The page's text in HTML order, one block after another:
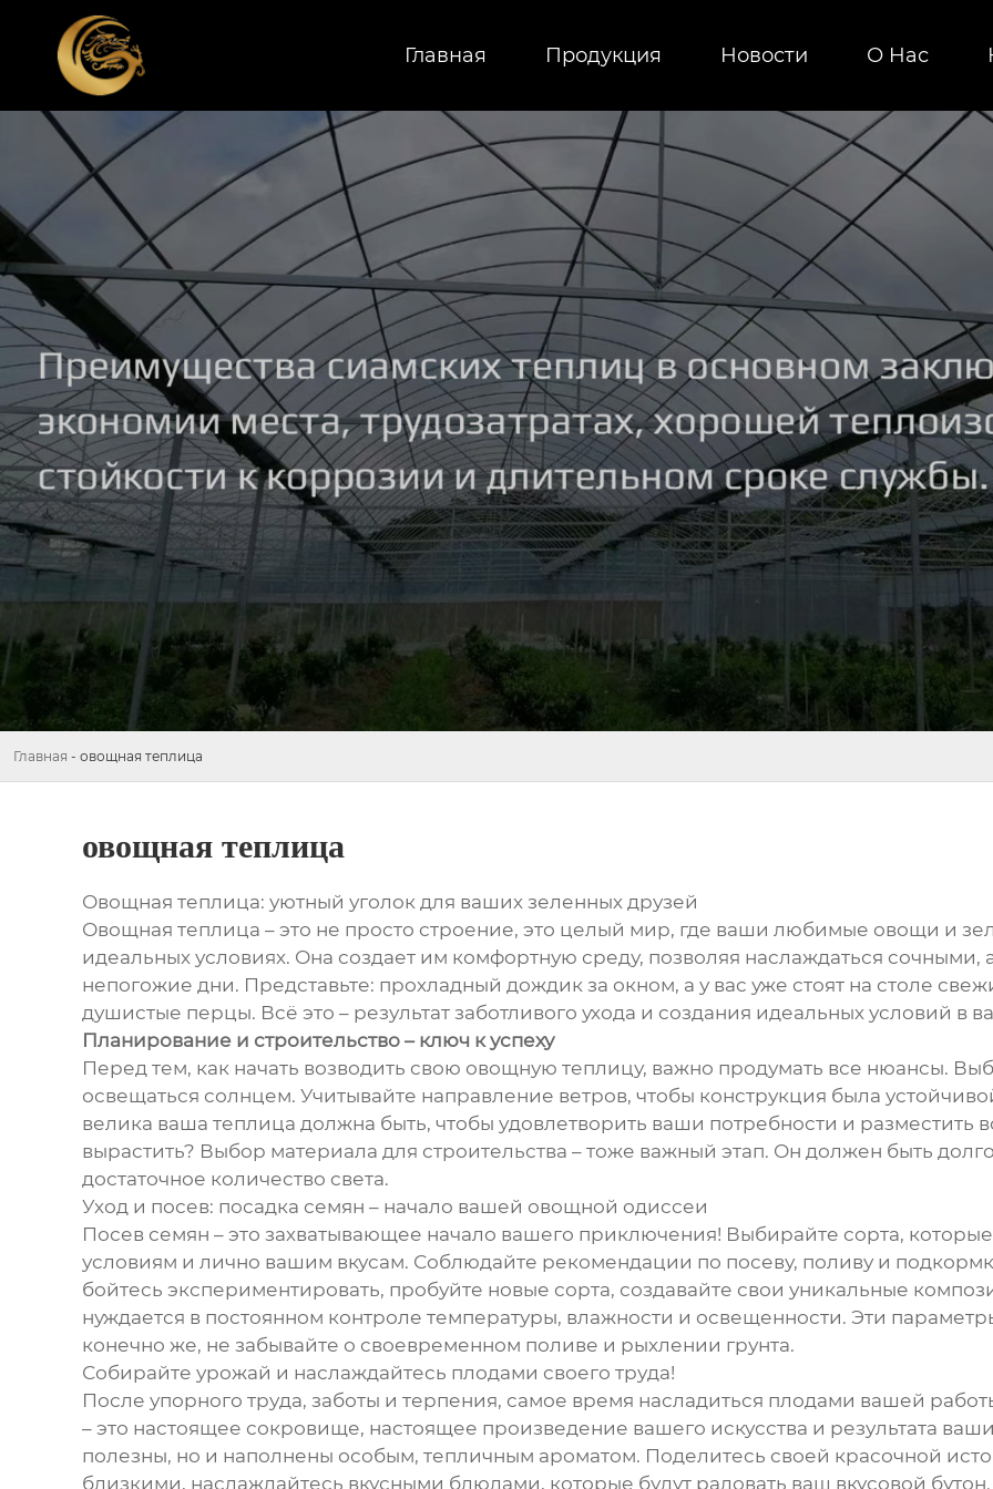
Главная Продукция Новости О Hас
Главная - овощная теплица
овощная теплица
Овощная теплица: уютный уголок для ваших зеленных друзей
Овощная теплица – это не просто строение, это целый мир, где ваши любимые овощи и
идеальных условиях. Она создает им комфортную среду, позволяя наслаждаться
непогожие дни. Представьте: прохладный дождик за окном, а у вас уже стоят на столе
душистые перцы. Всё это – результат заботливого ухода и создания идеальных условий в
Планирование и строительство – ключ к успеху
Перед тем, как начать возводить свою овощную теплицу, важно продумать все нюансы.
освещаться солнцем. Учитывайте направление ветров, чтобы конструкция была
велика ваша теплица должна быть, чтобы удовлетворить ваши потребности и разместить
вырастить? Выбор материала для строительства – тоже важный этап. Он должен быть
достаточное количество света.
Уход и посев: посадка семян – начало вашей овощной одиссеи
Посев семян – это захватывающее начало вашего приключения! Выбирайте сорта,
условиям и лично вашим вкусам. Соблюдайте рекомендации по посеву, поливу и
бойтесь экспериментировать, пробуйте новые сорта, создавайте свои уникальные
нуждается в постоянном контроле температуры, влажности и освещенности. Эти
конечно же, не забывайте о своевременном поливе и рыхлении грунта.
Собирайте урожай и наслаждайтесь плодами своего труда!
После упорного труда, заботы и терпения, самое время насладиться плодами вашей
– это настоящее сокровище, настоящее произведение вашего искусства и результата
полезны, но и наполнены особым, тепличным ароматом. Поделитесь своей красочной
близкими, наслаждайтесь вкусными блюдами, которые будут радовать ваш вкусовой